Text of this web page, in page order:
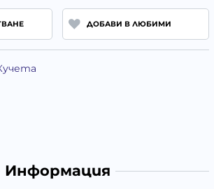
ДОБАВИ В ЛЮБИМИ
Информация